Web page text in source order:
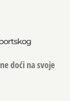
doći na svoje